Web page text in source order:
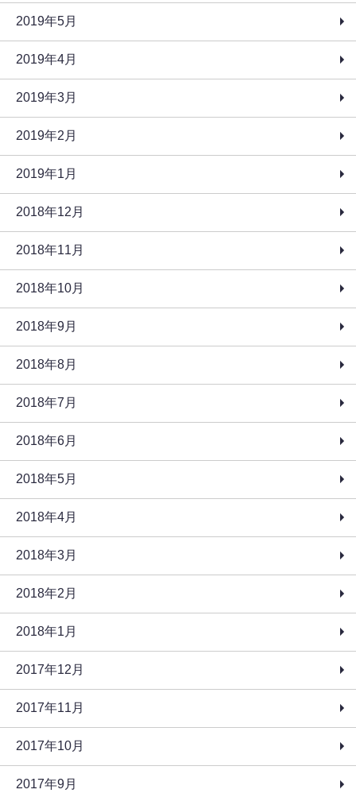
2019年5月
2019年4月
2019年3月
2019年2月
2019年1月
2018年12月
2018年11月
2018年10月
2018年9月
2018年8月
2018年7月
2018年6月
2018年5月
2018年4月
2018年3月
2018年2月
2018年1月
2017年12月
2017年11月
2017年10月
2017年9月